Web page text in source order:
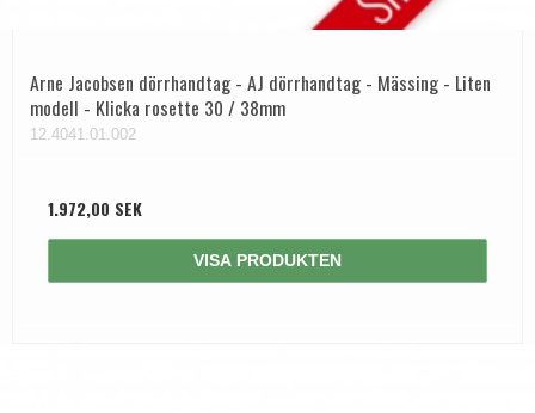
Arne Jacobsen dörrhandtag - AJ dörrhandtag - Mässing - Liten
modell - Klicka rosette 30 / 38mm
12.4041.01.002
1.972,00 SEK
VISA PRODUKTEN